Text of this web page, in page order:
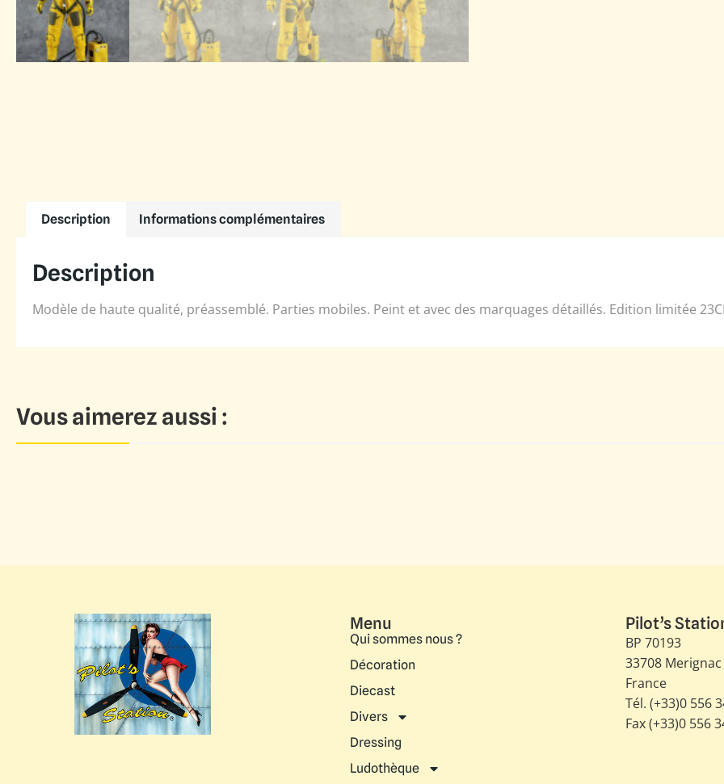
Description Informations complémentaires
Description
Modèle de haute qualité, préassemblé. Parties mobiles. Peint et avec des marquages détaillés. Edition limitée
Vous aimerez aussi :
Menu
Qui sommes nous ?
Décoration
Diecast
Divers
Dressing
Ludothèque
Pilot’s
BP 70193
33708
France
Tél. (+33)0 556
Fax (+33)0 556